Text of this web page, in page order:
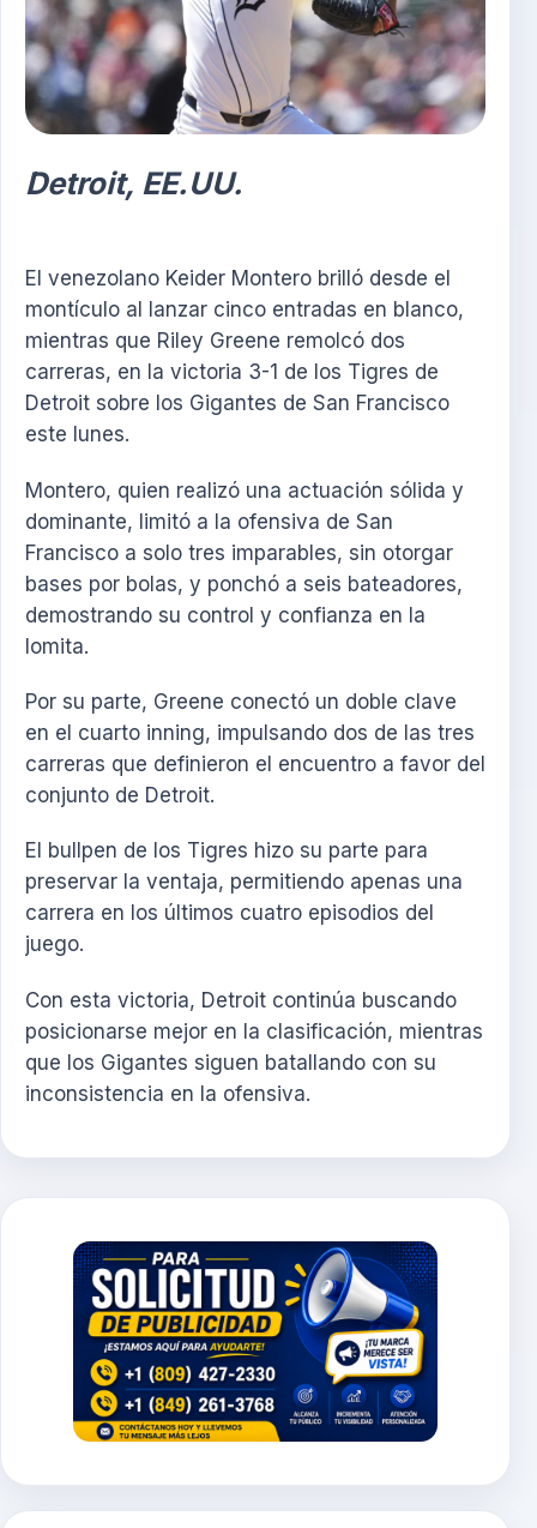
Detroit, EE.UU.
El venezolano Keider Montero brilló desde el
montículo al lanzar cinco entradas en blanco,
mientras que Riley Greene remolcó dos
carreras, en la victoria 3-1 de los Tigres de
Detroit sobre los Gigantes de San Francisco
este lunes.
Montero, quien realizó una actuación sólida y
dominante, limitó a la ofensiva de San
Francisco a solo tres imparables, sin otorgar
bases por bolas, y ponchó a seis bateadores,
demostrando su control y confianza en la
lomita.
Por su parte, Greene conectó un doble clave
en el cuarto inning, impulsando dos de las tres
carreras que definieron el encuentro a favor del
conjunto de Detroit.
El bullpen de los Tigres hizo su parte para
preservar la ventaja, permitiendo apenas una
carrera en los últimos cuatro episodios del
juego.
Con esta victoria, Detroit continúa buscando
posicionarse mejor en la clasificación, mientras
que los Gigantes siguen batallando con su
inconsistencia en la ofensiva.